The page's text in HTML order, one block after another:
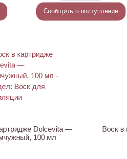
Сообщить о поступлении
Dolcevita —
100 мл
Воск в